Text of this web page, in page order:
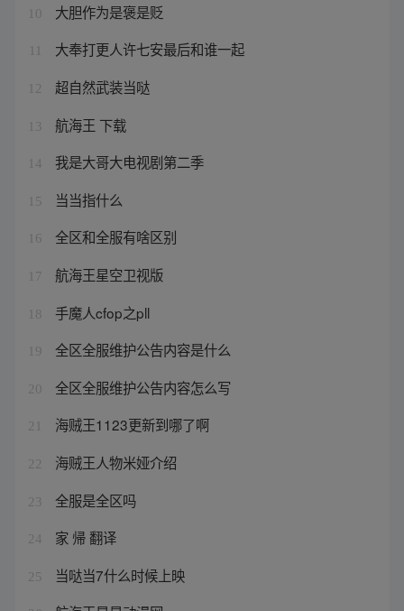
10 大胆作为是褒是贬
大奉打更人许七安最后和谁一起
12 超自然武装当哒
13 航海王 下载
14 我是大哥大电视剧第二季
15 当当指什么
16 全区和全服有啥区别
17 航海王星空卫视版
18 手魔人cfop之pll
19 全区全服维护公告内容是什么
20 全区全服维护公告内容怎么写
21 海贼王1123更新到哪了啊
22 海贼王人物米娅介绍
23 全服是全区吗
24 家 帰 翻译
25 当哒当7什么时候上映